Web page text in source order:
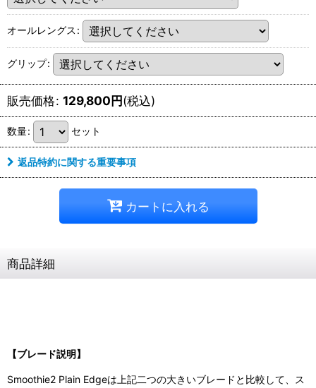
オールレングス :
グリップ:
販売価格: 129,800円(税込)
数量: セット
返品特約に関する重要事項
カートに入れる
商品詳細
【ブレード説明】
Smoothie2 Plain Edgeは上記二つの大きいブレードと比較して、ス